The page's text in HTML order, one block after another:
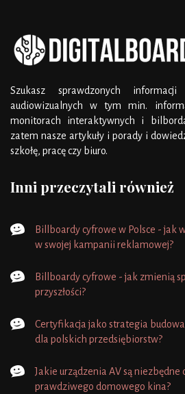
Szukasz sprawdzonych
audiowizualnych w tym min.
monitorach interaktywnych i
zatem nasze artykuły i porady i
szkołę, pracę czy biuro.
Inni przeczytali również
Billboardy cyfrowe w Polsce - jak
w swojej kampanii reklamowej?
Billboardy cyfrowe - jak zmienią
przyszłości?
Certyfikacja jako strategia
dla polskich przedsiębiorstw?
Jakie urządzenia AV są niezbędne
prawdziwego domowego kina?